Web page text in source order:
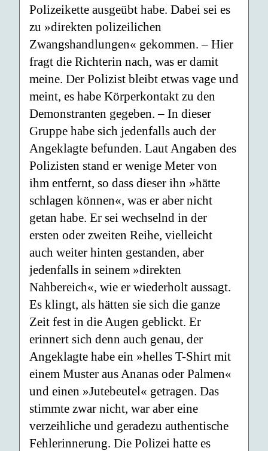
Polizeikette ausgeübt habe. Dabei sei es
zu »direkten polizeilichen
Zwangshandlungen« gekommen. – Hier
fragt die Richterin nach, was er damit
meine. Der Polizist bleibt etwas vage und
meint, es habe Körperkontakt zu den
Demonstranten gegeben. – In dieser
Gruppe habe sich jedenfalls auch der
Angeklagte befunden. Laut Angaben des
Polizisten stand er wenige Meter von
ihm entfernt, so dass dieser ihn »hätte
schlagen können«, was er aber nicht
getan habe. Er sei wechselnd in der
ersten oder zweiten Reihe, vielleicht
auch weiter hinten gestanden, aber
jedenfalls in seinem »direkten
Nahbereich«, wie er wiederholt aussagt.
Es klingt, als hätten sie sich die ganze
Zeit fest in die Augen geblickt. Er
erinnert sich denn auch genau, der
Angeklagte habe ein »helles T-Shirt mit
einem Muster aus Ananas oder Palmen«
und einen »Jutebeutel« getragen. Das
stimmte zwar nicht, war aber eine
verzeihliche und geradezu authentische
Fehlerinnerung. Die Polizei hatte es